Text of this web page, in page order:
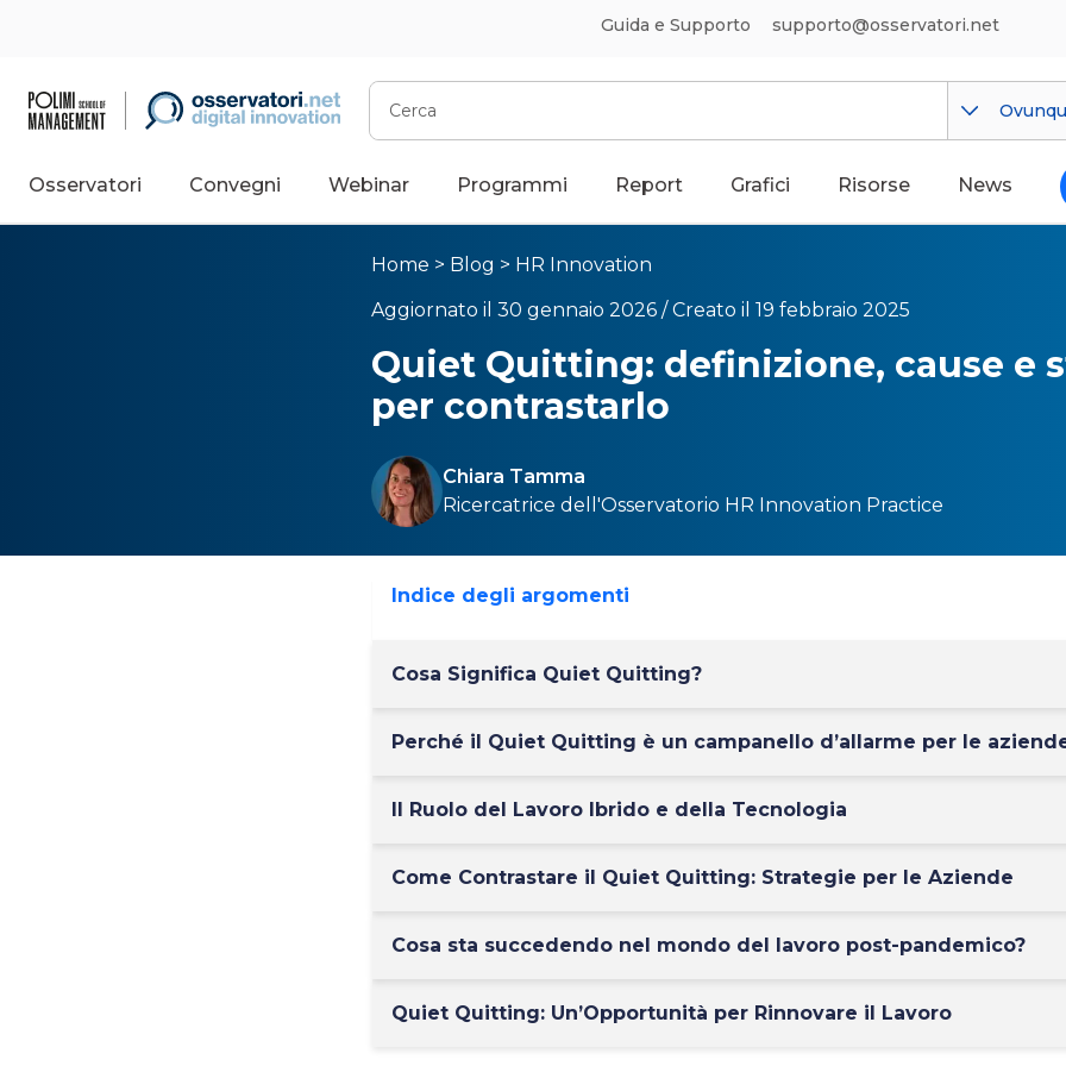
Guida e Supporto supporto@osservatori.net
Cerca
Osservatori Convegni Webinar Programmi Report Grafici Risorse News
Home > Blog > HR Innovation
Aggiornato il 30 gennaio 2026 / Creato il 19 febbraio 2025
Quiet Quitting: definizione, cause e
per contrastarlo
Chiara Tamma
Ricercatrice dell'Osservatorio HR Innovation Practice
Indice degli argomenti
Cosa Significa Quiet Quitting?
Perché il Quiet Quitting è un campanello d’allarme per le
Il Ruolo del Lavoro Ibrido e della Tecnologia
Come Contrastare il Quiet Quitting: Strategie per le Aziende
Cosa sta succedendo nel mondo del lavoro post-pandemico?
Quiet Quitting: Un’Opportunità per Rinnovare il Lavoro